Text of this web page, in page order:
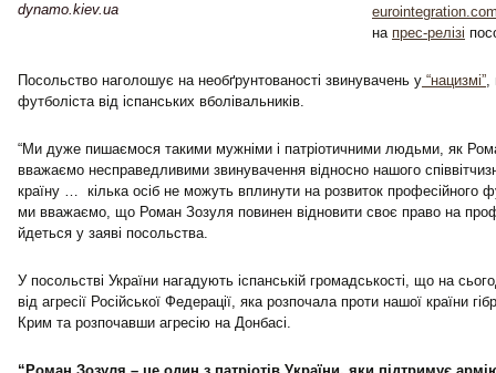
dynamo.kiev.ua
на прес-релізі
Посольство наголошує на необґрунтованості звинувачень у “нацизмі”,
футболіста від іспанських вболівальників.
“Ми дуже пишаємося такими мужніми і патріотичними людьми, як
вважаємо несправедливими звинувачення відносно нашого
країну … кілька осіб не можуть вплинути на розвиток професійного
ми вважаємо, що Роман Зозуля повинен відновити своє право на
йдеться у заяві посольства.
У посольстві України нагадують іспанській громадськості, що на
від агресії Російської Федерації, яка розпочала проти нашої країни
Крим та розпочавши агресію на Донбасі.